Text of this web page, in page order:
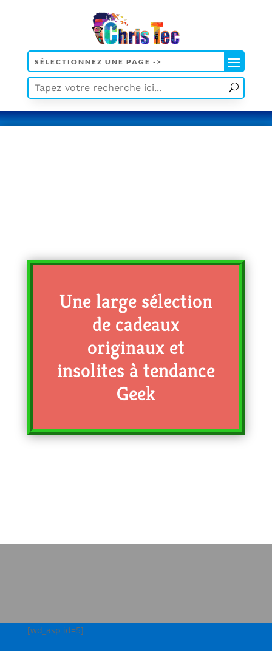
Une large sélection
de cadeaux
originaux et
insolites à tendance
Geek
[wd_asp id=5]